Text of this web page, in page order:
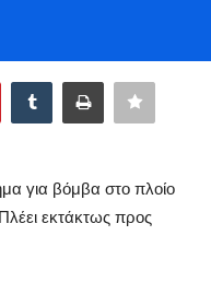
για βόμβα στο πλοίο
εκτάκτως προς